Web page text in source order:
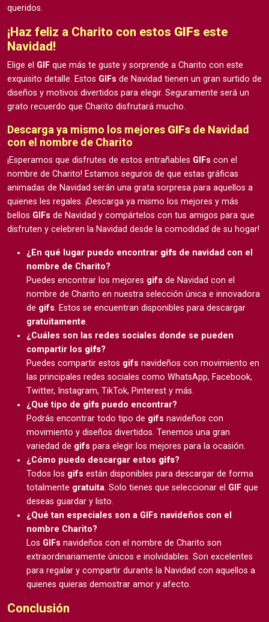
queridos.
¡Haz feliz a Charito con estos GIFs este
Navidad!
Elige el GIF que más te guste y sorprende a Charito con este
exquisito detalle. Estos GIFs de Navidad tienen un gran surtido de
diseños y motivos divertidos para elegir. Seguramente será un
grato recuerdo que Charito disfrutará mucho.
Descarga ya mismo los mejores GIFs de Navidad
con el nombre de Charito
¡Esperamos que disfrutes de estos entrañables GIFs con el
nombre de Charito! Estamos seguros de que estas gráficas
animadas de Navidad serán una grata sorpresa para aquellos a
quienes les regales. ¡Descarga ya mismo los mejores y más
bellos GIFs de Navidad y compártelos con tus amigos para que
disfruten y celebren la Navidad desde la comodidad de su hogar!
¿En qué lugar puedo encontrar gifs de navidad con el
nombre de Charito?
Puedes encontrar los mejores gifs de Navidad con el
nombre de Charito en nuestra selección única e innovadora
de gifs. Estos se encuentran disponibles para descargar
gratuitamente.
¿Cuáles son las redes sociales donde se pueden
compartir los gifs?
Puedes compartir estos gifs navideños con movimiento en
las principales redes sociales como WhatsApp, Facebook,
Twitter, Instagram, TikTok, Pinterest y más.
¿Qué tipo de gifs puedo encontrar?
Podrás encontrar todo tipo de gifs navideños con
movimiento y diseños divertidos. Tenemos una gran
variedad de gifs para elegir los mejores para la ocasión.
¿Cómo puedo descargar estos gifs?
Todos los gifs están disponibles para descargar de forma
totalmente gratuita. Solo tienes que seleccionar el GIF que
deseas guardar y listo.
¿Qué tan especiales son a GIFs navideños con el
nombre Charito?
Los GIFs navideños con el nombre de Charito son
extraordinariamente únicos e inolvidables. Son excelentes
para regalar y compartir durante la Navidad con aquellos a
quienes quieras demostrar amor y afecto.
Conclusión